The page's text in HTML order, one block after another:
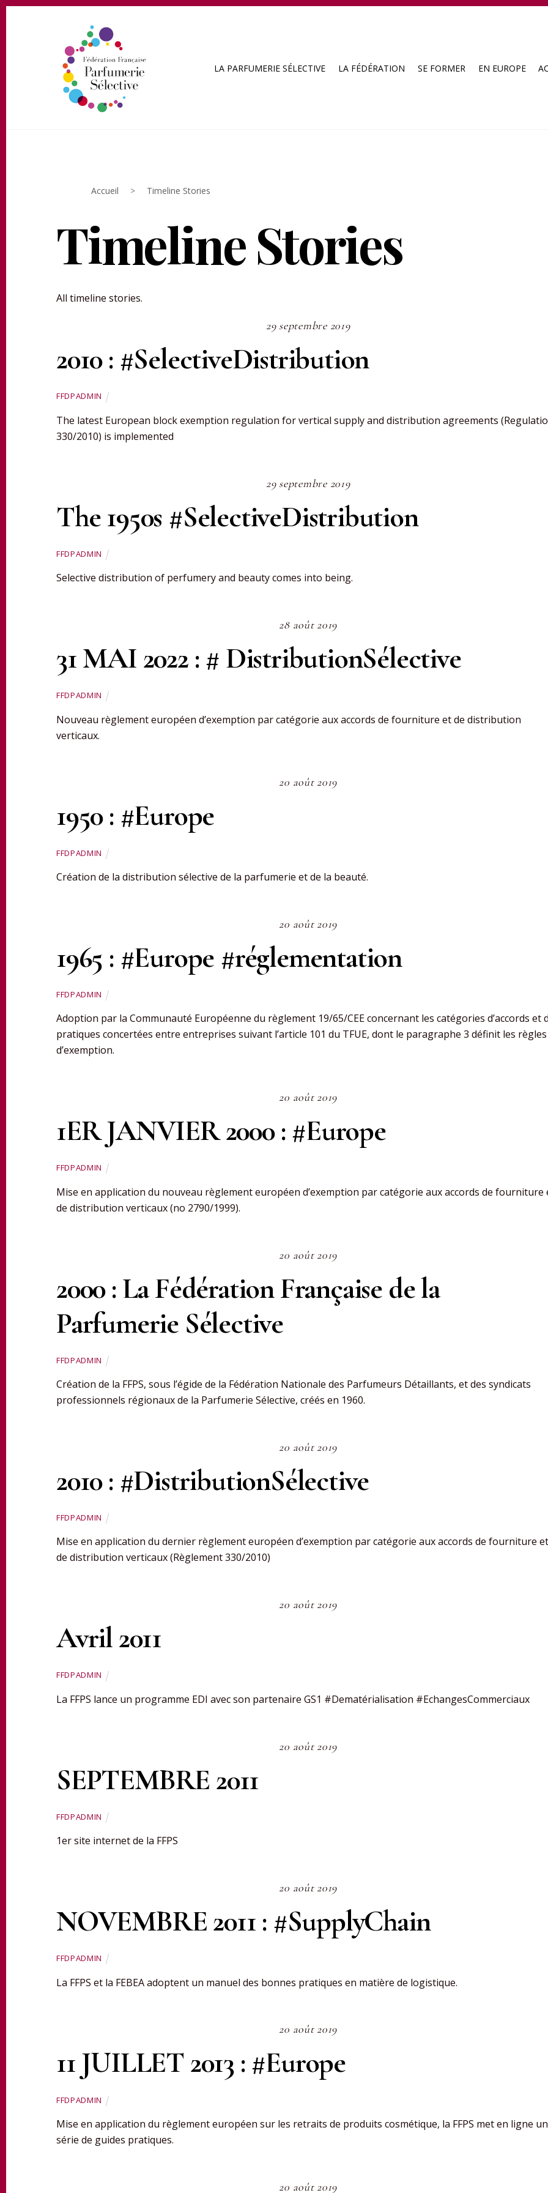
LA PARFUMERIE SÉLECTIVE LA FÉDÉRATION SE FORMER EN EUROPE
Accueil > Timeline Stories
Timeline Stories
All timeline stories.
29 septembre 2019
2010 : #SelectiveDistribution
FFDPADMIN
The latest European block exemption regulation for vertical supply and distribution agreements
330/2010) is implemented
29 septembre 2019
The 1950s #SelectiveDistribution
FFDPADMIN
Selective distribution of perfumery and beauty comes into being.
28 août 2019
31 MAI 2022 : # DistributionSélective
FFDPADMIN
Nouveau règlement européen d’exemption par catégorie aux accords de fourniture et de distribution
verticaux.
20 août 2019
1950 : #Europe
FFDPADMIN
Création de la distribution sélective de la parfumerie et de la beauté.
20 août 2019
1965 : #Europe #réglementation
FFDPADMIN
Adoption par la Communauté Européenne du règlement 19/65/CEE concernant les catégories d’accords et
pratiques concertées entre entreprises suivant l’article 101 du TFUE, dont le paragraphe 3 définit les règles
d’exemption.
20 août 2019
1ER JANVIER 2000 : #Europe
FFDPADMIN
Mise en application du nouveau règlement européen d’exemption par catégorie aux accords de fourniture
de distribution verticaux (no 2790/1999).
20 août 2019
2000 : La Fédération Française de la
Parfumerie Sélective
FFDPADMIN
Création de la FFPS, sous l’égide de la Fédération Nationale des Parfumeurs Détaillants, et des syndicats
professionnels régionaux de la Parfumerie Sélective, créés en 1960.
20 août 2019
2010 : #DistributionSélective
FFDPADMIN
Mise en application du dernier règlement européen d’exemption par catégorie aux accords de fourniture et
de distribution verticaux (Règlement 330/2010)
20 août 2019
Avril 2011
FFDPADMIN
La FFPS lance un programme EDI avec son partenaire GS1 #Dematérialisation #EchangesCommerciaux
20 août 2019
SEPTEMBRE 2011
FFDPADMIN
1er site internet de la FFPS
20 août 2019
NOVEMBRE 2011 : #SupplyChain
FFDPADMIN
La FFPS et la FEBEA adoptent un manuel des bonnes pratiques en matière de logistique.
20 août 2019
11 JUILLET 2013 : #Europe
FFDPADMIN
Mise en application du règlement européen sur les retraits de produits cosmétique, la FFPS met en ligne
série de guides pratiques.
20 août 2019